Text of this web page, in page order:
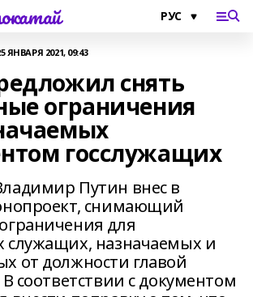
ЯНВАРЯ 2021, 09:43
снять
ограничения
госслужащих
Путин внес в
снимающий
для
служащих, назначаемых и
от должности главой
В соответствии с документом